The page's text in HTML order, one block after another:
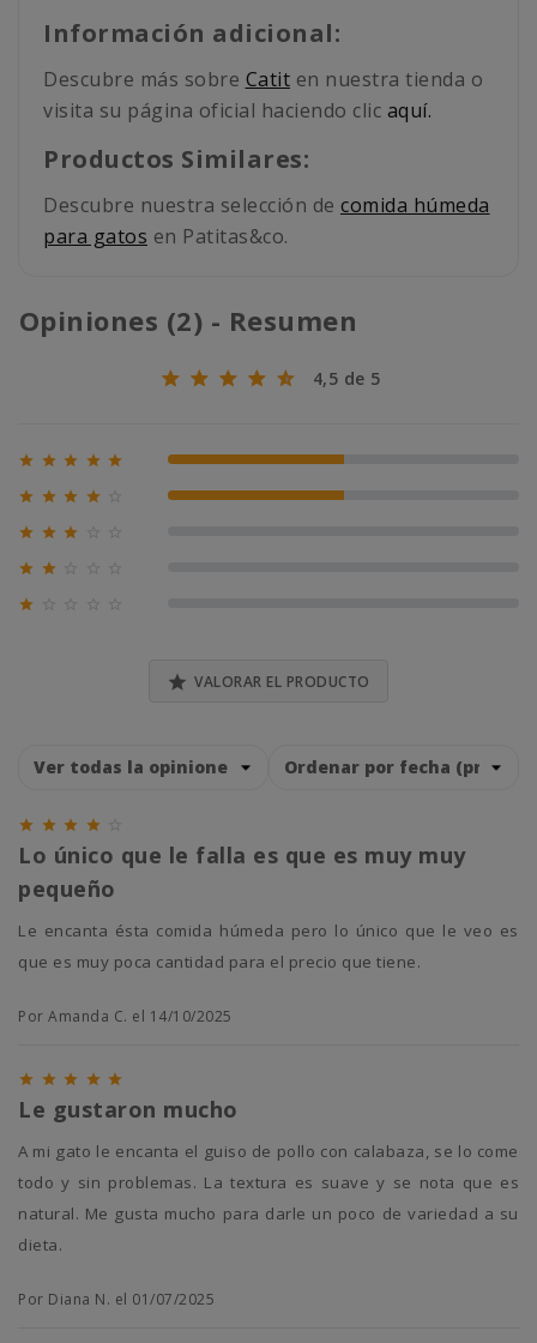
Información adicional:
Descubre más sobre Catit en nuestra tienda o
visita su página oficial haciendo clic aquí.
Productos Similares:
Descubre nuestra selección de comida húmeda
para gatos en Patitas&co.
Opiniones (2) - Resumen
4,5 de 5
     50% (1)
    50% (1)
  
 

 VALORAR EL PRODUCTO
   
Lo único que le falla es que es muy muy
pequeño
Le encanta ésta comida húmeda pero lo único que le veo es
que es muy poca cantidad para el precio que tiene.
Por Amanda C. el 14/10/2025
    
Le gustaron mucho
A mi gato le encanta el guiso de pollo con calabaza, se lo come
todo y sin problemas. La textura es suave y se nota que es
natural. Me gusta mucho para darle un poco de variedad a su
dieta.
Por Diana N. el 01/07/2025